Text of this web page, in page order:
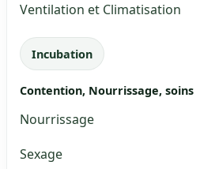
Ventilation et Climatisation
Incubation
Contention, Nourrissage, soins
Nourrissage
Sexage